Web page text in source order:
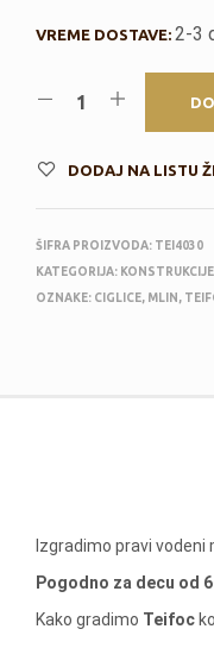
VREME DOSTAVE: 2-3
DODAJ NA LISTU
ŠIFRA PROIZVODA: TEI4030
KATEGORIJA:
OZNAKE: CIGLICE, MLIN ,
Izgradimo pravi vodeni
Pogodno za decu od
Kako gradimo Teifoc